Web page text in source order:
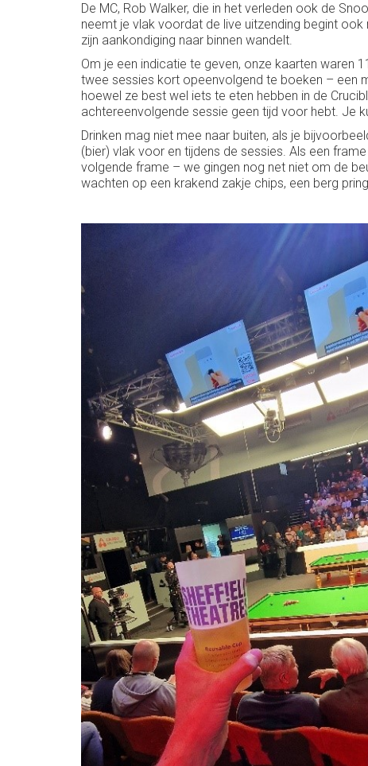
De MC, Rob Walker, die in het verleden ook de
neemt je vlak voordat de live uitzending begint
zijn aankondiging naar binnen wandelt.
Om je een indicatie te geven, onze kaarten waren
twee sessies kort opeenvolgend te boeken – een
hoewel ze best wel iets te eten hebben in de
achtereenvolgende sessie geen tijd voor hebt. Je
Drinken mag niet mee naar buiten, als je
(bier) vlak voor en tijdens de sessies. Als een
volgende frame – we gingen nog net niet om de
wachten op een krakend zakje chips, een berg